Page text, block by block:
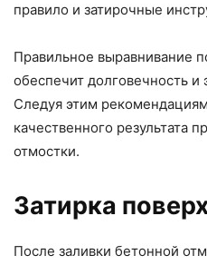
правило и затирочные
Правильное выравнивание
обеспечит долговечность
Следуя этим
качественного результата
отмостки.
Затирка
После заливки бетонной